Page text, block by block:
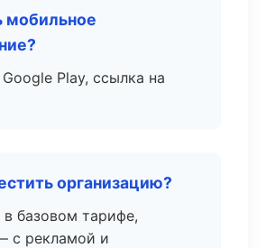
мобильное
Play, ссылка на
организацию?
в базовом тарифе,
с рекламой и